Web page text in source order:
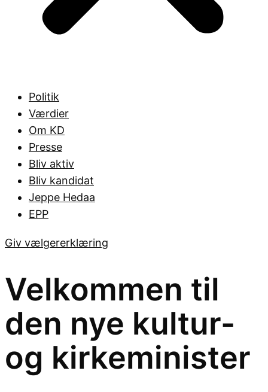
Politik
Værdier
Om KD
Presse
Bliv aktiv
Bliv kandidat
Jeppe Hedaa
EPP
Giv vælgererklæring
Velkommen til
den nye kultur-
og kirkeminister